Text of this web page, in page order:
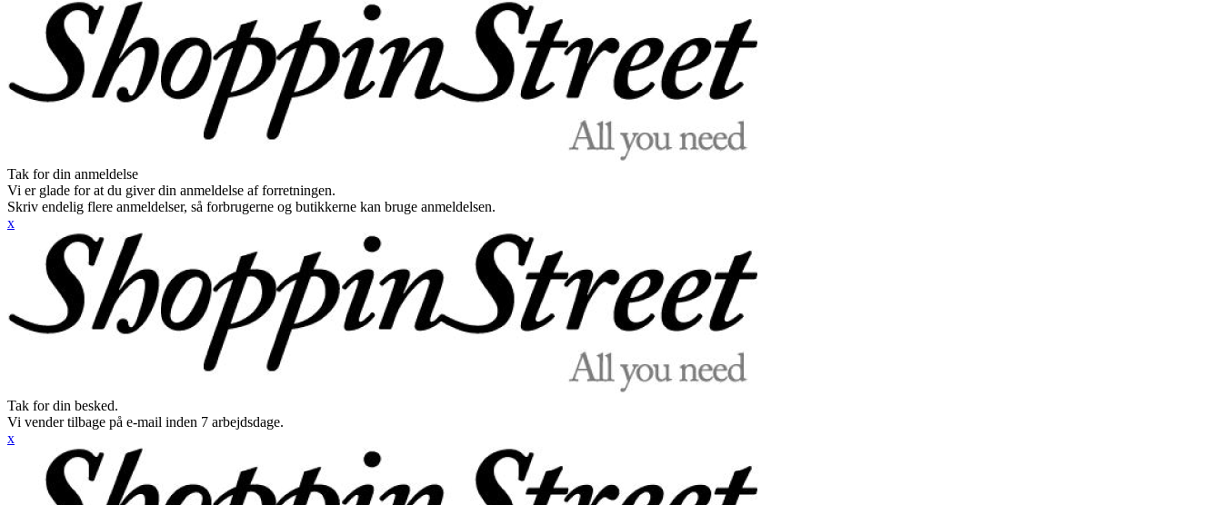
Tak for din anmeldelse
Vi er glade for at du giver din anmeldelse af forretningen.
Skriv endelig flere anmeldelser, så forbrugerne og butikkerne kan bruge anmeldelsen.
x
Tak for din besked.
Vi vender tilbage på e-mail inden 7 arbejdsdage.
x